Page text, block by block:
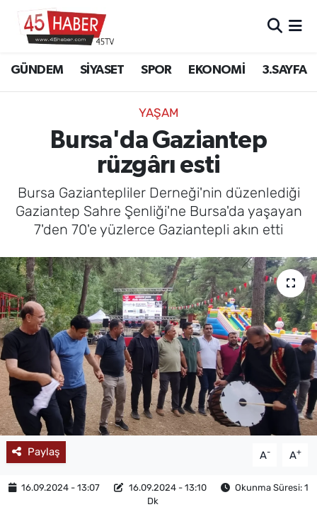
GÜNDEM SİYASET SPOR EKONOMİ 3.SAYFA
YAŞAM
Bursa'da Gaziantep
rüzgârı esti
Bursa Gaziantepliler Derneği'nin düzenlediği
Gaziantep Sahre Şenliği'ne Bursa'da yaşayan
7'den 70'e yüzlerce Gaziantepli akın etti
Paylaş A- A+
16.09.2024 - 13:07 16.09.2024 - 13:10
Okunma Süresi: 1
Dk
SİYASET
3.SAYFA
EĞİTİM
SAĞLIK
YAŞAM
MAGAZİN
Manisa Hava Durumu
Manisa Trafik Yoğunluk Haritası
Süper Lig Puan Durumu ve Fikstür
Tüm Manşetler
Son Dakika Haberleri
Haber Arşivi